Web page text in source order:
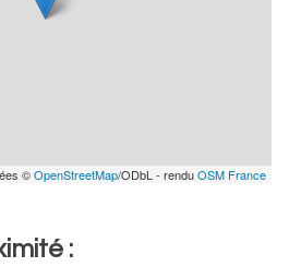
©OpenStreetMap/ODbL - renduOSM France
: